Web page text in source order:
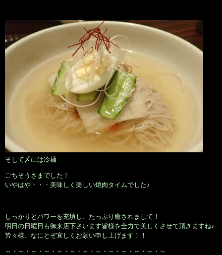
そして〆には冷麺
ごちそうさまでした！
いやはや・・・美味しく楽しい焼肉タイムでした♪
しっかりとパワーを充填し、たっぷり癒されまして！
明日の日曜日も御来店下さいます皆様を全力で美しくさせて頂きますね♪
皆々様、なにとぞ宜しくお願い申し上げます！！
～・～・～・～・～・～・～・～・～・～・～・～・～